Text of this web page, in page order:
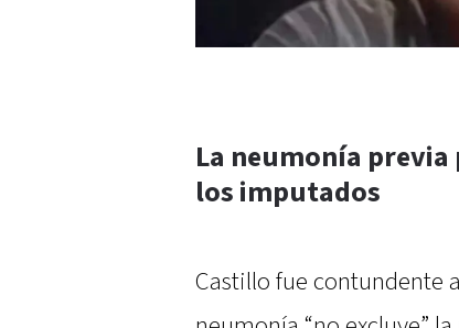
La neumonía
los imputados
Castillo fue contundente